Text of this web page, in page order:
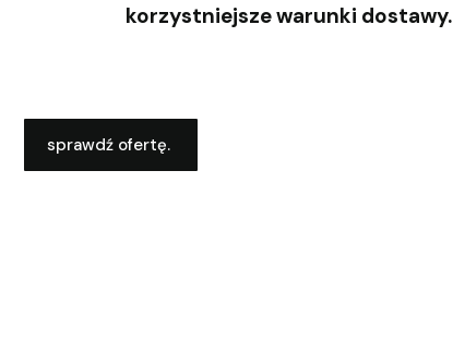
korzystniejsze warunki dostawy.
sprawdź ofertę.